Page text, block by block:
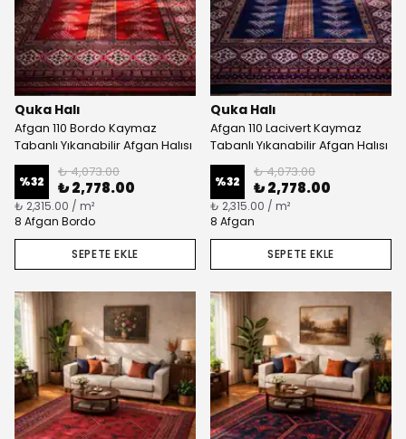
Quka Halı
Afgan 110 Bordo Kaymaz
Tabanlı Yıkanabilir Afgan Halısı
%32
₺ 4,073.00
₺ 2,778.00
₺ 2,315.00 / m²
8 Afgan Bordo
SEPETE EKLE
Quka Halı
Afgan 110 Lacivert Kaymaz
Tabanlı Yıkanabilir Afgan Halısı
%32
₺ 4,073.00
₺ 2,778.00
₺ 2,315.00 / m²
8 Afgan
SEPETE EKLE